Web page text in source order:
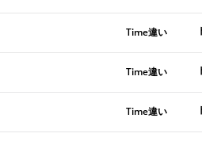
Time違い
Time違い
Time違い